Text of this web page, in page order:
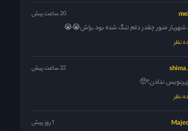
20 ساعت پیش
شهریار منور چقدر دلم تنگ شده بود براش😭😭
نظر
22 ساعت پیش
ندادن؟🥺
نظر
1 روز پیش